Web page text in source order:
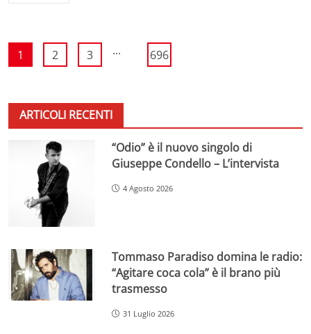
1 2 3 ... 696
ARTICOLI RECENTI
“Odio” è il nuovo singolo di
Giuseppe Condello – L’intervista
4 Agosto 2026
Tommaso Paradiso domina le radio:
“Agitare coca cola” è il brano più
trasmesso
31 Luglio 2026